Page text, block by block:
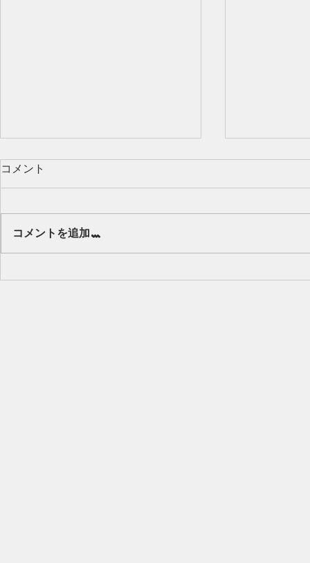
コメント
コメントを追加…